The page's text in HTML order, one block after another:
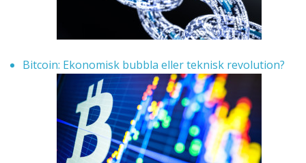
Bitcoin: Ekonomisk bubbla eller teknisk revolution?